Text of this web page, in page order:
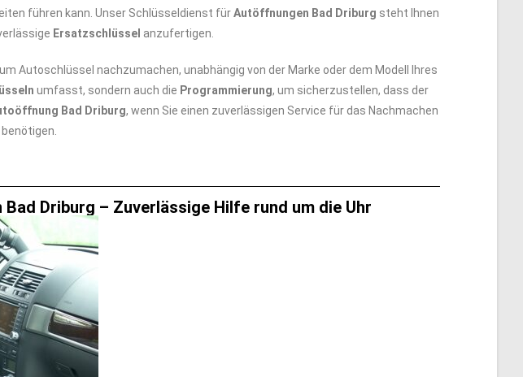
führen kann. Unser Schlüsseldienst fürAutöffnungen Bad Driburg steht Ihnen
Ersatzschlüssel anzufertigen.
Autoschlüssel nachzumachen, unabhängig von der Marke oder dem Modell Ihres
umfasst, sondern auch die Programmierung, um sicherzustellen, dass der
Bad Driburg, wenn Sie einen zuverlässigen Service für das Nachmachen
Driburg – Zuverlässige Hilfe rund um die Uhr